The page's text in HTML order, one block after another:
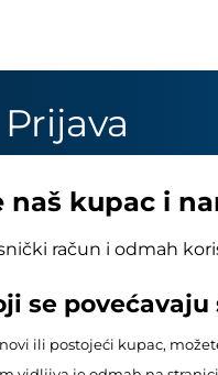
Prijava
naš kupac i
račun i odmah
se
ili postojeći kupac,